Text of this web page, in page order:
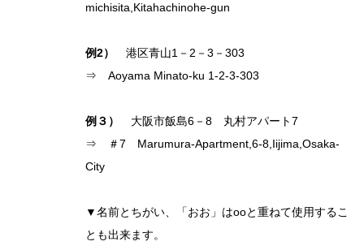
michisita,Kitahachinohe-gun
例2）
港区青山1－2－3－303
⇒ Aoyama Minato-ku 1-2-3-303
例３ ）
大阪市飯島6－8 丸村アパート7
⇒ ＃7 Marumura-Apartment,6-8,Iijima,Osaka-
City
▼名前とちがい、「おお」はooと重ねて使用するこ
とも出来ます。